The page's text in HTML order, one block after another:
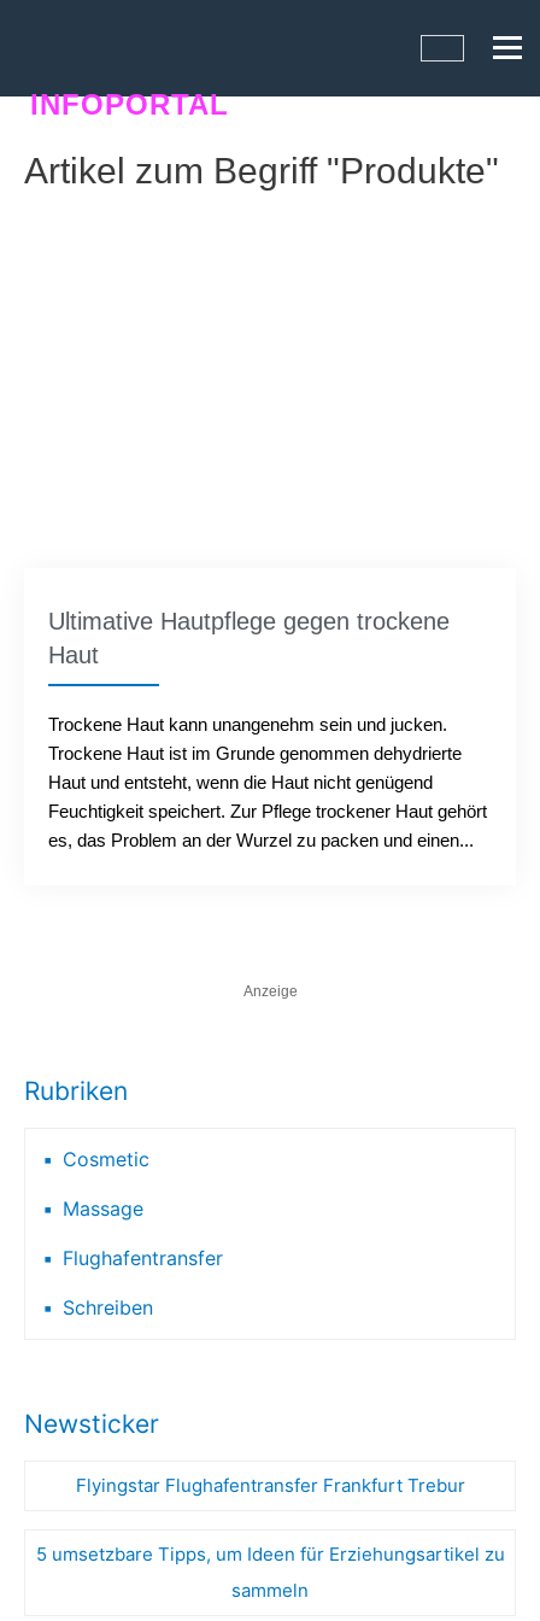
INFOPORTAL
Artikel zum Begriff "Produkte"
Ultimative Hautpflege gegen trockene
Haut
Trockene Haut kann unangenehm sein und jucken.
Trockene Haut ist im Grunde genommen dehydrierte
Haut und entsteht, wenn die Haut nicht genügend
Feuchtigkeit speichert. Zur Pflege trockener Haut gehört
es, das Problem an der Wurzel zu packen und einen...
Anzeige
Rubriken
Cosmetic
Massage
Flughafentransfer
Schreiben
Newsticker
Flyingstar Flughafentransfer Frankfurt Trebur
5 umsetzbare Tipps, um Ideen für Erziehungsartikel zu
sammeln